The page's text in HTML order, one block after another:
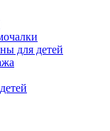
для детей